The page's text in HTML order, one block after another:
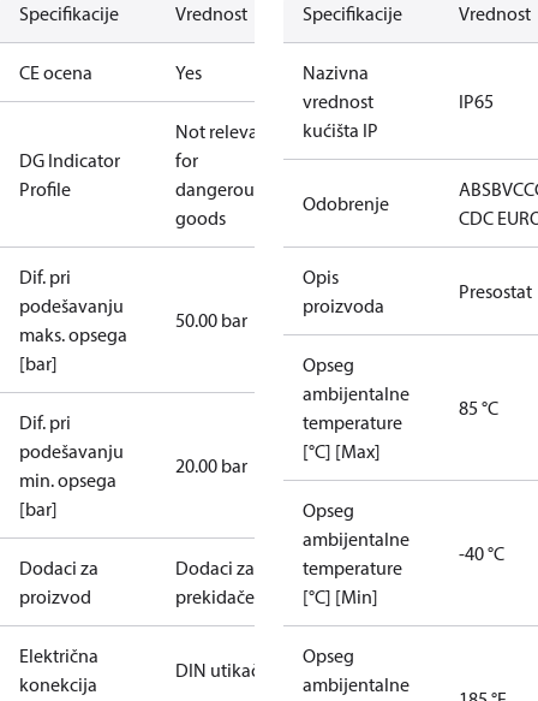
Specifikacije Vrednost
CE ocena Yes
DG Indicator
Profile
Not relevant
for
dangerous
goods
Dif. pri
podešavanju
maks. opsega
[bar]
50.00 bar
Dif. pri
podešavanju
min. opsega
[bar]
20.00 bar
Dodaci za
proizvod
Dodaci za
prekidače
Električna
konekcija
DIN utikač
Specifikacije Vrednost
Nazivna
vrednost
kućišta IP
IP65
Odobrenje
ABSBV
CDC
Opis
proizvoda
Presostat
Opseg
ambijentalne
temperature
[°C] [Max]
85 °C
Opseg
ambijentalne
temperature
[°C] [Min]
-40 °C
Opseg
ambijentalne